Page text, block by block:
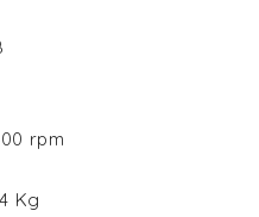
rpm
Kg